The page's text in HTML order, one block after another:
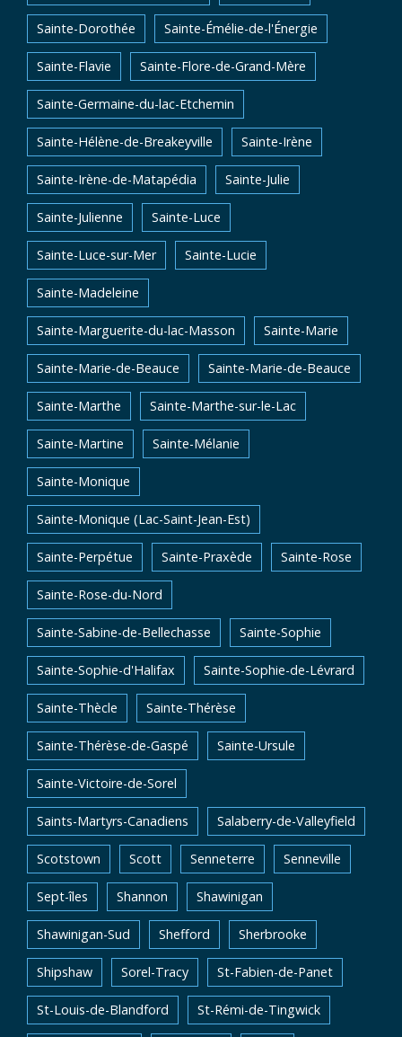
Sainte-Dorothée Sainte-Émélie-de-l'Énergie
Sainte-Flavie Sainte-Flore-de-Grand-Mère
Sainte-Germaine-du-lac-Etchemin
Sainte-Hélène-de-Breakeyville Sainte-Irène
Sainte-Irène-de-Matapédia Sainte-Julie
Sainte-Julienne Sainte-Luce
Sainte-Luce-sur-Mer Sainte-Lucie
Sainte-Madeleine
Sainte-Marguerite-du-lac-Masson Sainte-Marie
Sainte-Marie-de-Beauce Sainte-Marie-de-Beauce
Sainte-Marthe Sainte-Marthe-sur-le-Lac
Sainte-Martine Sainte-Mélanie
Sainte-Monique
Sainte-Monique (Lac-Saint-Jean-Est)
Sainte-Perpétue Sainte-Praxède Sainte-Rose
Sainte-Rose-du-Nord
Sainte-Sabine-de-Bellechasse Sainte-Sophie
Sainte-Sophie-d'Halifax Sainte-Sophie-de-Lévrard
Sainte-Thècle Sainte-Thérèse
Sainte-Thérèse-de-Gaspé Sainte-Ursule
Sainte-Victoire-de-Sorel
Saints-Martyrs-Canadiens Salaberry-de-Valleyfield
Scotstown Scott Senneterre Senneville
Sept-îles Shannon Shawinigan
Shawinigan-Sud Shefford Sherbrooke
Shipshaw Sorel-Tracy St-Fabien-de-Panet
St-Louis-de-Blandford St-Rémi-de-Tingwick